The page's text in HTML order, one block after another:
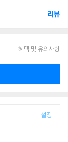
리뷰
혜택 및 유의사항
설정